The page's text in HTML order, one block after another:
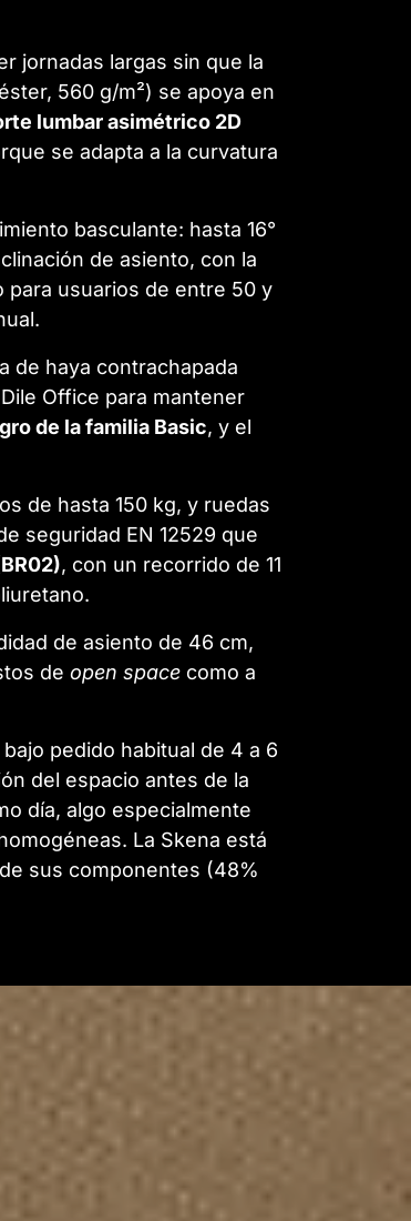
jornadas largas sin que la
560 g/m²) se apoya en
lumbar asimétrico 2D
se adapta a la curvatura
basculante: hasta 16°
de asiento, con la
para usuarios de entre 50 y
de haya contrachapada
Office para mantener
de la familia Basic, y el
de hasta 150 kg, y ruedas
seguridad EN 12529 que
, con un recorrido de 11
de asiento de 46 cm,
de open spacecomo a
pedido habitual de 4 a 6
del espacio antes de la
día, algo especialmente
La Skena está
sus componentes (48%